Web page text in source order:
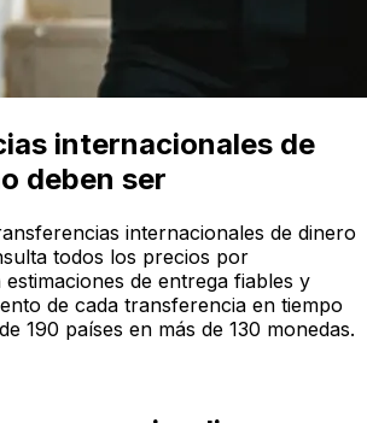
internacionales de
deben ser
internacionales de dinero
todos los precios por
de entrega fiables y
de cada transferencia en tiempo
190 países en más de 130 monedas.